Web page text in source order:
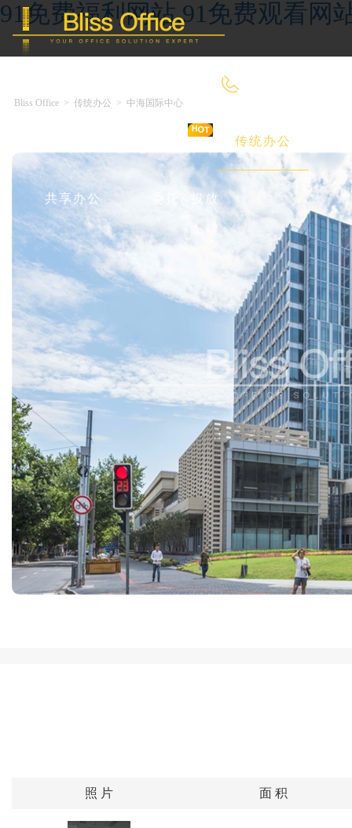
91免费福利网站,91免费观看网
传统办公
共享办公 委托&投放
Bliss Office > 传统办公 > 中海国际中心
照 片 面 积